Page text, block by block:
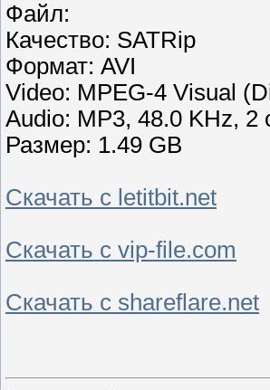
Файл:
Качество: SATRip
Формат: AVI
Video: MPEG-4 Visual
Audio: MP3, 48.0 KHz, 2
Размер: 1.49 GB
Скачать с letitbit.net
Скачать с vip-file.com
Скачать с shareflare.net